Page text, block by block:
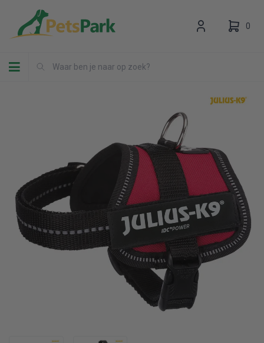
Toggle navigation
0
Uw winkelwagen is leeg.
Vul hem met producten.